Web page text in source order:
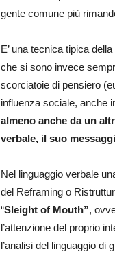
gente comune più
E’ una tecnica tipica
che si sono invece
scorciatoie di pensiero
influenza sociale, anche
almeno anche da un
verbale, il suo
Nel linguaggio verbale
del Reframing o
“Sleight of Mouth”,
l’attenzione del proprio
l’analisi del linguaggio